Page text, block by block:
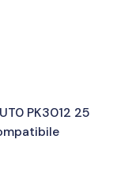
PK3012 25